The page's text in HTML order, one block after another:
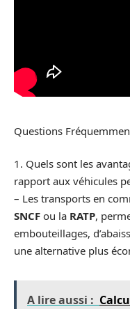
Questions
1. Quels sont les
rapport aux véhicules
– Les transports en
SNCF ou la RATP,
embouteillages,
une alternative plus
A lire aussi :